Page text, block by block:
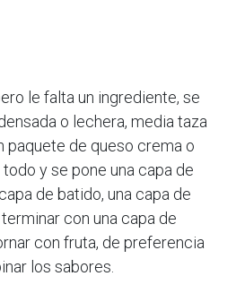
le falta un ingrediente, se
o lechera, media taza
paquete de queso crema o
y se pone una capa de
de batido, una capa de
con una capa de
con fruta, de preferencia
los sabores.